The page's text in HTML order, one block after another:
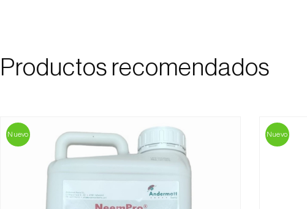
Productos recomendados
Nuevo Nuevo